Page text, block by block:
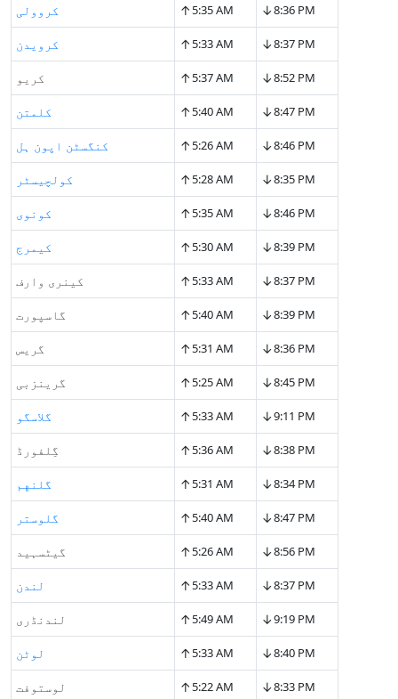
کروولی ↑5:35 AM ↓8:36 PM
کرویدن ↑5:33 AM ↓8:37 PM
کریو ↑5:37 AM ↓8:52 PM
کلمتن ↑5:40 AM ↓8:47 PM
کنگسٹن اپون ہل ↑5:26 AM ↓8:46 PM
کولچیسٹر ↑5:28 AM ↓8:35 PM
کونوی ↑5:35 AM ↓8:46 PM
کیمرج ↑5:30 AM ↓8:39 PM
کینری وارف ↑5:33 AM ↓8:37 PM
گاسپورت ↑5:40 AM ↓8:39 PM
گریس ↑5:31 AM ↓8:36 PM
گرینزبی ↑5:25 AM ↓8:45 PM
گلاسگو ↑5:33 AM ↓9:11 PM
گِلفورڈ ↑5:36 AM ↓8:38 PM
گلنهم ↑5:31 AM ↓8:34 PM
گلوستر ↑5:40 AM ↓8:47 PM
گیٹسہید ↑5:26 AM ↓8:56 PM
لندن ↑5:33 AM ↓8:37 PM
لندنڈری ↑5:49 AM ↓9:19 PM
لوٹن ↑5:33 AM ↓8:40 PM
لوستوفت ↑5:22 AM ↓8:33 PM